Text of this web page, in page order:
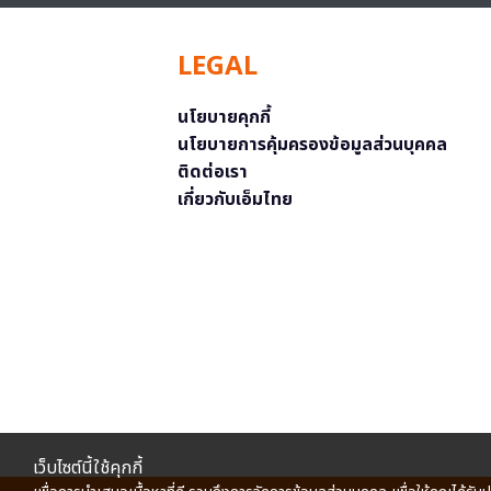
LEGAL
นโยบายคุกกี้
นโยบายการคุ้มครองข้อมูลส่วนบุคคล
ติดต่อเรา
เกี่ยวกับเอ็มไทย
เว็บไซต์นี้ใช้คุกกี้